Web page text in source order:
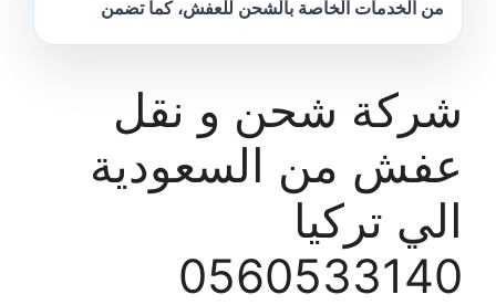
من الخدمات الخاصة بالشحن للعفش، كما تضمن
شركة شحن و نقل
عفش من السعودية
الي تركيا
0560533140